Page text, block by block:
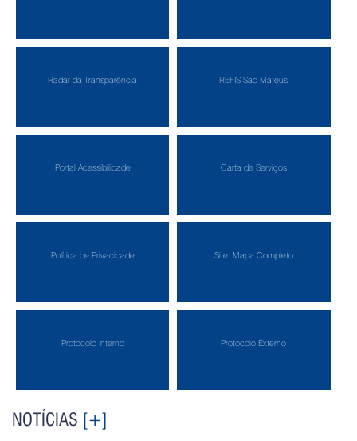
Radar da Transparência REFIS São Mateus
Portal Acessibilidade Carta de Serviços
Política de Privacidade Site: Mapa Completo
Protocolo Interno Protocolo Externo
NOTÍCIAS [+]